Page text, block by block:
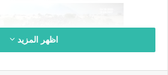
اظهر المزيد